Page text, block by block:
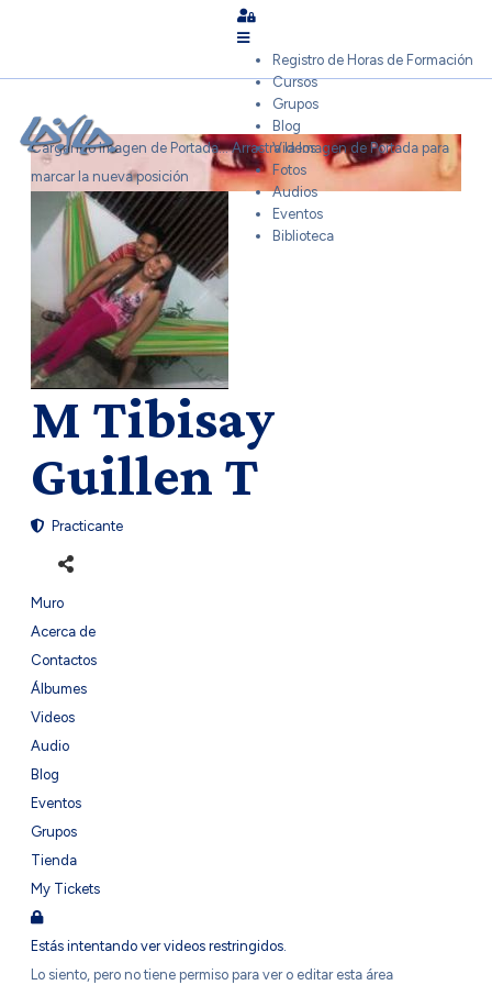
Sign In
Registro de Horas de Formación
Cursos
Grupos
Blog
Videos
Fotos
Audios
Eventos
Biblioteca
Cargando Imagen de Portada... Arrastra la Imagen de Portada para
marcar la nueva posición
M Tibisay
Guillen T
Practicante
Muro
Acerca de
Contactos
Álbumes
Videos
Audio
Blog
Eventos
Grupos
Tienda
My Tickets
Estás intentando ver videos restringidos.
Lo siento, pero no tiene permiso para ver o editar esta área